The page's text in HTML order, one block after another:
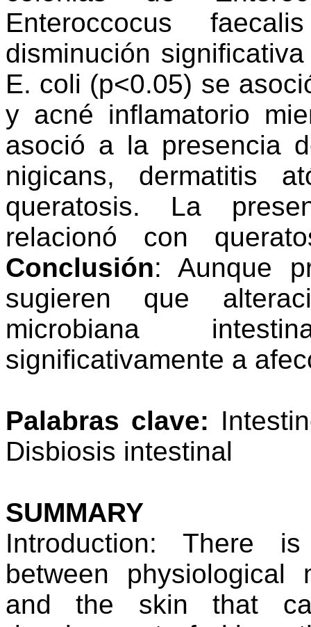
Enteroccocus
disminución
E. coli (p<0.05) se
y acné inflamatorio
asoció a la presencia
nigicans, dermatitis
queratosis. La
relacionó con
Conclusión: Aunque
sugieren que
microbiana
significativamente a
Palabras clave:
Disbiosis intestinal
SUMMARY
Introduction: There
between physiological
and the skin that